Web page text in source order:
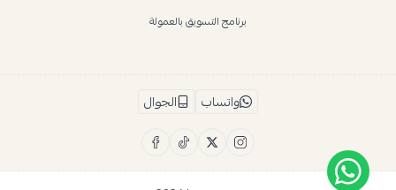
برنامج التسويق بالعمولة
واتساب الجوال